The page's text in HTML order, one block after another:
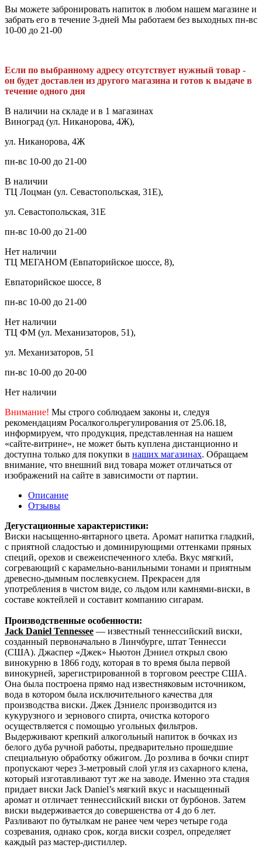
Вы можете забронировать напиток в любом нашем магазине и
забрать его в течение 3-дней Мы работаем без выходных пн-вс
10-00 до 21-00
Если по выбранному адресу отсутствует нужный товар -
он будет доставлен из другого магазина и готов к выдаче в
течение одного дня
В наличии на складе и в 1 магазинах
Виноград (ул. Никанорова, 4Ж),
ул. Никанорова, 4Ж
пн-вс 10-00 до 21-00
В наличии
ТЦ Лоцман (ул. Севастопольская, 31Е),
ул. Севастопольская, 31Е
пн-вс 10-00 до 21-00
Нет наличии
ТЦ МЕГАНОМ (Евпаторийское шоссе, 8),
Евпаторийское шоссе, 8
пн-вс 10-00 до 21-00
Нет наличии
ТЦ ФМ (ул. Механизаторов, 51),
ул. Механизаторов, 51
пн-вс 10-00 до 20-00
Нет наличии
Внимание! Мы строго соблюдаем законы и, следуя
рекомендациям Росалкогольрегулирования от 25.06.18,
информируем, что продукция, представленная на нашем
«сайте-витрине», не может быть куплена дистанционно и
доступна только для покупки в наших магазинах. Обращаем
внимание, что внешний вид товара может отличаться от
изображений на сайте в зависимости от партии.
Описание
Отзывы
Дегустационные характеристики:
Виски насыщенно-янтарного цвета. Аромат напитка гладкий,
с приятной сладостью и доминирующими оттенками пряных
специй, орехов и свежеиспеченного хлеба. Вкус мягкий,
согревающий с карамельно-ванильными тонами и приятным
древесно-дымным послевкусием. Прекрасен для
употребления в чистом виде, со льдом или камнями-виски, в
составе коктейлей и составит компанию сигарам.
Производственные особенности:
Jack Daniel Tennessee — известный теннессийский виски,
созданный первоначально в Линчбурге, штат Теннесси
(США). Джаспер «Джек» Ньютон Дэниел открыл свою
винокурню в 1866 году, которая в то время была первой
винокурней, зарегистрированной в торговом реестре США.
Она была построена прямо над известняковым источником,
вода в котором была исключительного качества для
производства виски. Джек Дэниелс производится из
кукурузного и зернового спирта, очистка которого
осуществляется с помощью угольных фильтров.
Выдерживают крепкий алкогольный напиток в бочках из
белого дуба ручной работы, предварительно прошедшие
специальную обработку обжигом. До розлива в бочки спирт
пропускают через 3-метровый слой угля из сахарного клена,
который изготавливают тут же на заводе. Именно эта стадия
придает виски Jack Daniel’s мягкий вкус и насыщенный
аромат и отличает теннессийский виски от бурбонов. Затем
виски выдерживается до совершенства от 4 до 6 лет.
Разливают по бутылкам не ранее чем через четыре года
созревания, однако срок, когда виски созрел, определяет
каждый раз мастер-дистиллер.